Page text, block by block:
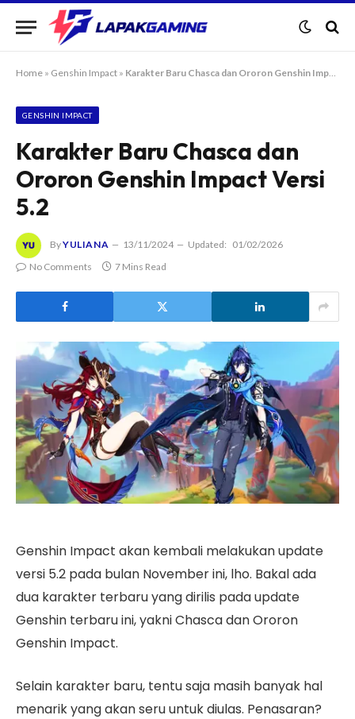
Home » Genshin Impact » Karakter Baru Chasca dan Ororon Genshin Impact Versi 5.2
GENSHIN IMPACT
Karakter Baru Chasca dan
Ororon Genshin Impact Versi
5.2
ByYULIANA 13/11/2024 Updated: 01/02/2026
No Comments
7 Mins Read
Genshin Impact akan kembali melakukan update
versi 5.2 pada bulan November ini, lho. Bakal ada
dua karakter terbaru yang dirilis pada update
Genshin terbaru ini, yakni Chasca dan Ororon
Genshin Impact.
Selain karakter baru, tentu saja masih banyak hal
menarik yang akan seru untuk diulas. Penasaran?